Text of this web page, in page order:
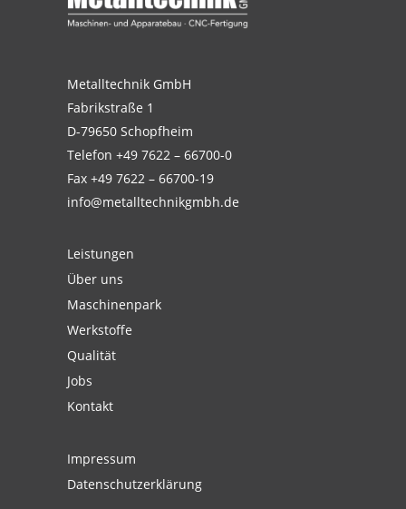
Metalltechnik GmbH
Fabrikstraße 1
D-79650 Schopfheim
Telefon +49 7622 – 66700-0
Fax +49 7622 – 66700-19
info@metalltechnikgmbh.de
Leistungen
Über uns
Maschinenpark
Werkstoffe
Qualität
Jobs
Kontakt
Impressum
Datenschutzerklärung